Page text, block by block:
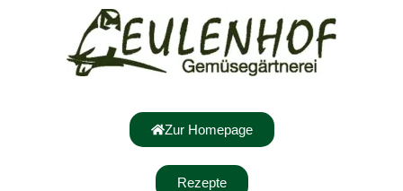
Zur Homepage
Rezepte